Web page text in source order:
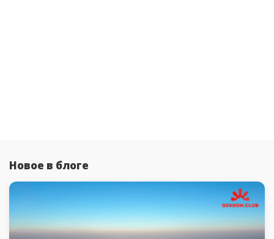
Новое в блоге